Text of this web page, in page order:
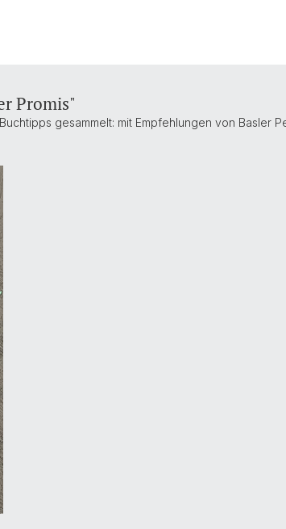
Promis"
gesammelt: mit Empfehlungen von Basler